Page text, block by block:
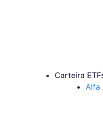
Carteira
Alfa